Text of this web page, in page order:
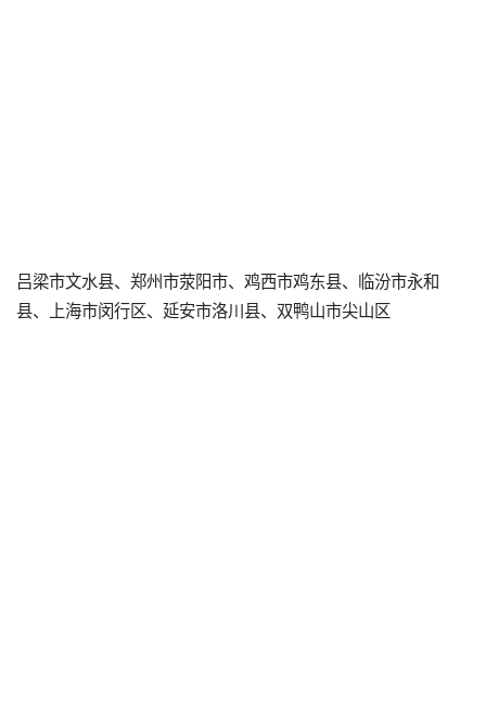
吕梁市文水县、郑州市荥阳市、鸡西市鸡东县、临汾市永和
县、上海市闵行区、延安市洛川县、双鸭山市尖山区